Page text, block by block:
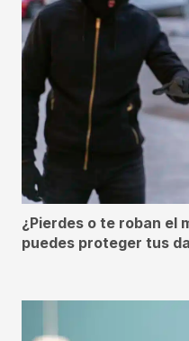
¿Pierdes o te roban el
puedes proteger tus